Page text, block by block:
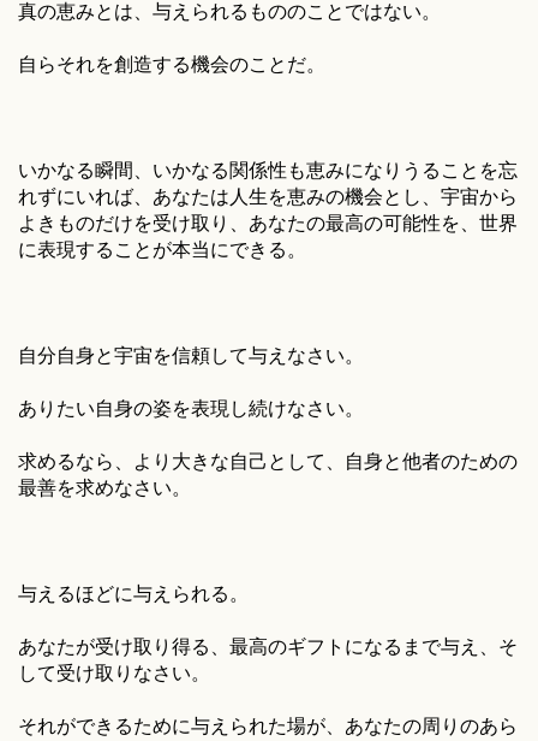
真の恵みとは、与えられるもののことではない。
自らそれを創造する機会のことだ。
いかなる瞬間、いかなる関係性も恵みになりうることを忘
れずにいれば、あなたは人生を恵みの機会とし、宇宙から
よきものだけを受け取り、あなたの最高の可能性を、世界
に表現することが本当にできる。
自分自身と宇宙を信頼して与えなさい。
ありたい自身の姿を表現し続けなさい。
求めるなら、より大きな自己として、自身と他者のための
最善を求めなさい。
与えるほどに与えられる。
あなたが受け取り得る、最高のギフトになるまで与え、そ
して受け取りなさい。
それができるために与えられた場が、あなたの周りのあら